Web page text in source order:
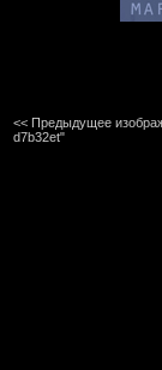
<< Предыдущее
d7b32et"